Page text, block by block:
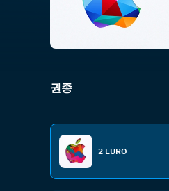
권종
2 EURO